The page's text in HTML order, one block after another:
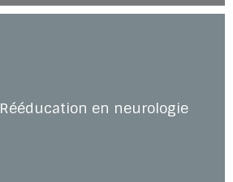
Rééducation en neurologie